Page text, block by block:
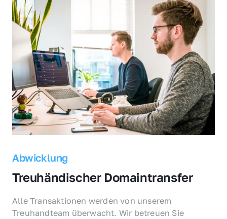
Abwicklung
Treuhändischer Domaintransfer
Alle Transaktionen werden von unserem
Treuhandteam überwacht. Wir betreuen Sie